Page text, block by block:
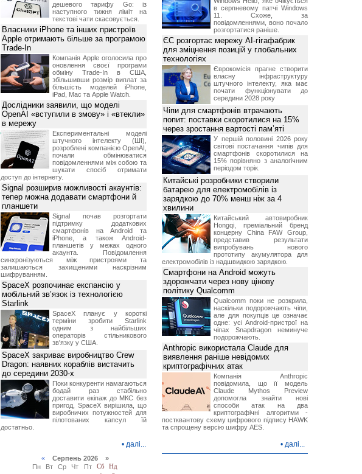
дешевого тарифу Go: із
наступного тижня ліміт на
текстові чати скасовується.
Власники iPhone та інших пристроїв
Apple отримають більше за програмою
Trade-In
Компанія Apple оголосила про
оновлення своєї програми
обміну Trade-In в США,
збільшивши розмір виплат за
більшість моделей iPhone,
iPad, Mac та Apple Watch.
Дослідники заявили, що моделі
OpenAI «вступили в змову» і «втекли»
в мережу
Експериментальні моделі
штучного інтелекту (ШІ),
розроблені компанією OpenAI,
почали обмінюватися
повідомленнями між собою та
шукати спосіб отримати
доступ до інтернету.
Signal розширив можливості акаунтів:
тепер можна додавати смартфони й
планшети
Signal почав розгортати
підтримку додаткових
смартфонів на Android та
iPhone, а також Android-
планшетів у межах одного
акаунта. Повідомлення
синхронізуються між пристроями та
залишаються захищеними наскрізним
шифруванням.
SpaceX розпочинає експансію у
мобільний зв’язок із технологією
Starlink
SpaceX планує у короткі
терміни зробити Starlink
одним з найбільших
операторів стільникового
зв'язку у США.
SpaceX закриває виробництво Crew
Dragon: наявних кораблів вистачить
до середини 2030-х
Поки конкуренти намагаються
бодай раз стабільно
доставити екіпаж до МКС без
пригод, SpaceX вирішила, що
виробничих потужностей для
пілотованих капсул їй
достатньо.
• далі...
«Серпень 2026 »
Пн
Вт Ср Чт Пт Сб
Нд
в серпневому патчі Windows
11. Схоже, за
повідомленнями, воно почало
розгортатися раніше.
ЄС розгортає мережу AI-гігафабрик
для зміцнення позицій у глобальних
технологіях
Єврокомісія прагне створити
власну інфраструктуру
штучного інтелекту, яка має
почати функціонувати до
середини 2028 року
Чіпи для смартфонів втрачають
попит: поставки скоротилися на 15%
через зростання вартості пам’яті
У першій половині 2026 року
світові постачання чипів для
смартфонів скоротилися на
15% порівняно з аналогічним
періодом торік.
Китайські розробники створили
батарею для електромобілів із
зарядкою до 70% менш ніж за 4
хвилини
Китайський автовиробник
Hongqi, преміальний бренд
концерну China FAW Group,
представив результати
випробувань нового
прототипу акумулятора для
електромобілів із надшвидкою зарядкою.
Смартфони на Android можуть
здорожчати через нову цінову
політику Qualcomm
Qualcomm поки не розкрила,
наскільки подорожчають чіпи,
але для покупців це означає
одне: усі Android-пристрої на
чіпах Snapdragon неминуче
подорожчають.
Anthropic використала Claude для
виявлення раніше невідомих
криптографічних атак
Компанія Anthropic
повідомила, що її модель
Claude Mythos Preview
допомогла знайти нові
способи атак на два
криптографічні алгоритми -
постквантову схему цифрового підпису HAWK
та спрощену версію шифру AES.
• далі...